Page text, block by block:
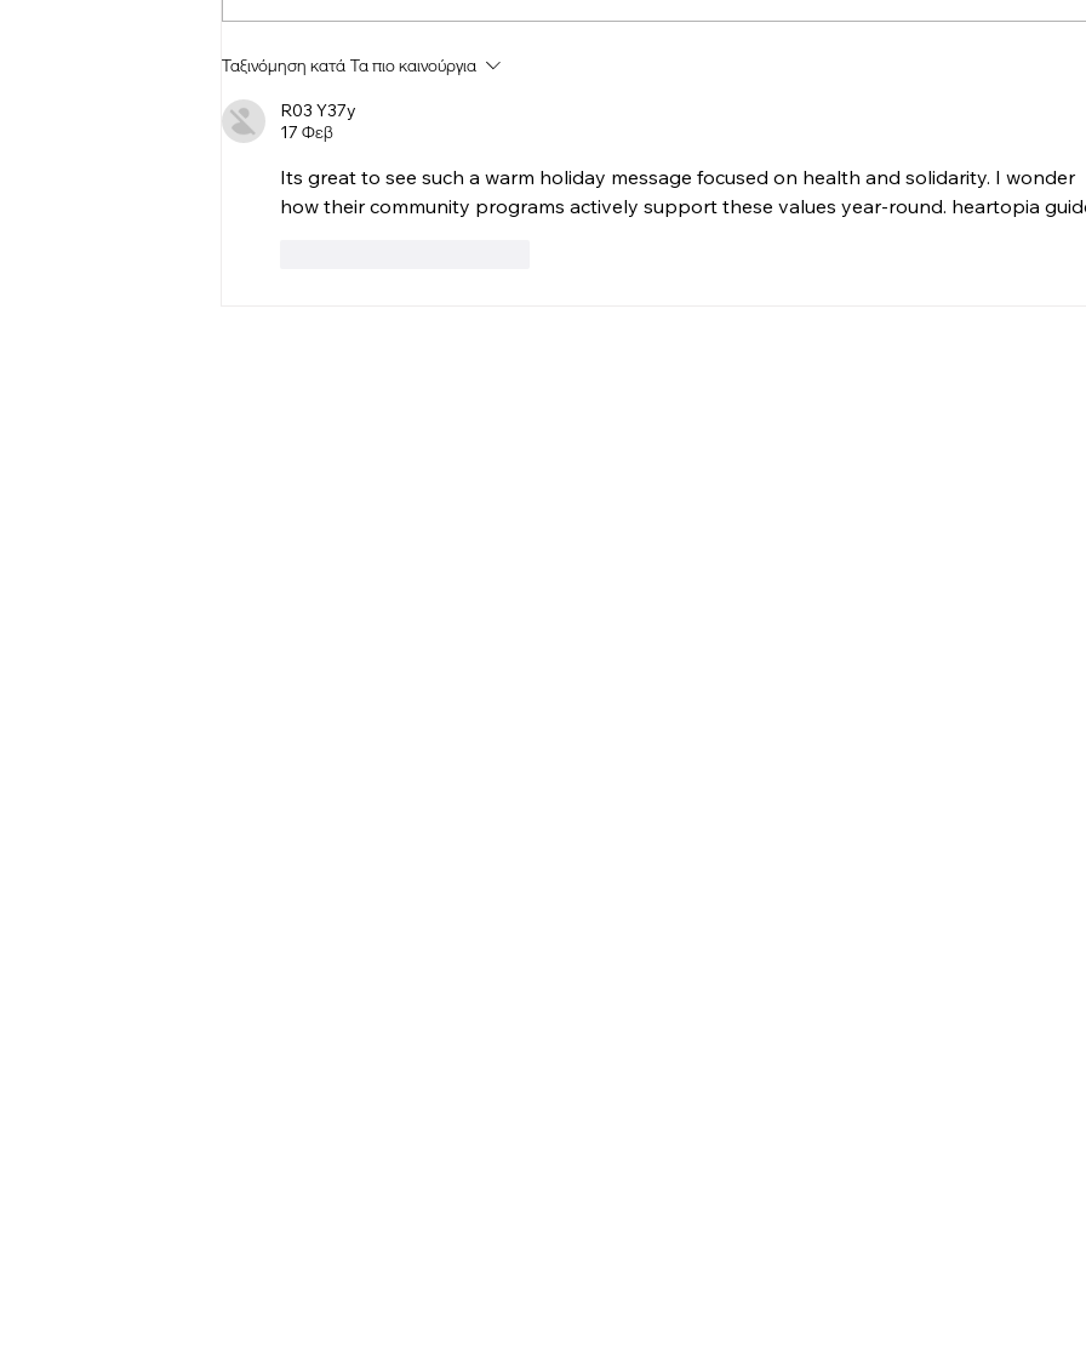
ΑΝΑΚΟΙΝΩΣΗ - ΣΥΝΔΕΣΜΟΣ
Ταξινόμηση κατά Τα πιο καινούργια
R03 Y37y
17 Φεβ
Its great to see such a warm holiday message focused on health and solidarity. I wonder
how their community programs actively support these values year-round. heartopia